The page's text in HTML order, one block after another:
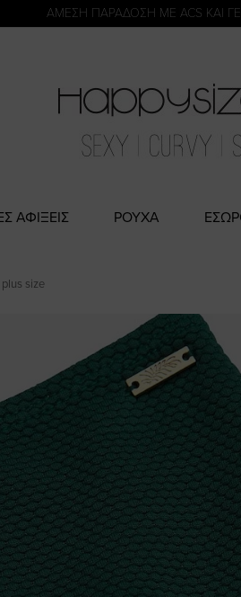
ΑΜΕΣΗ ΠΑΡΑΔΟΣΗ ΜΕ ACS ΚΑΙ
ΑΦΙΞΕΙΣ ΡΟΥΧΑ
size